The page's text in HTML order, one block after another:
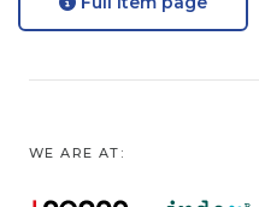
WE ARE AT: